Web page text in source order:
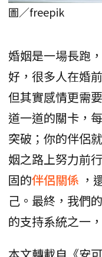
圖／freepik
婚姻是一場長跑
好，很多人在婚
但其實感情更需
道一道的關卡，
突破；你的伴侶
姻之路上努力前
固的伴侶關係 ，
己。最終，我們
的支持系統之一